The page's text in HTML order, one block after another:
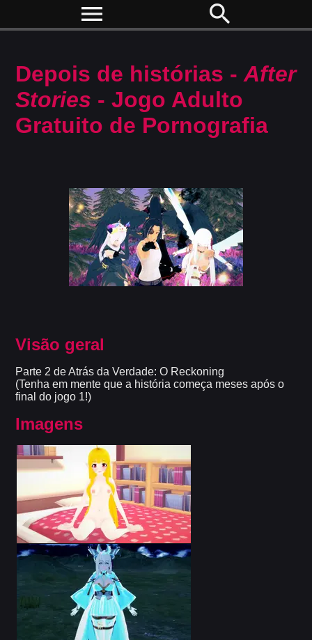
menu search
Depois de histórias -After
Stories - Jogo Adulto
Gratuito de Pornografia
Visão geral
Parte 2 de Atrás da Verdade: O Reckoning
(Tenha em mente que a história começa meses após o
final do jogo 1!)
Imagens